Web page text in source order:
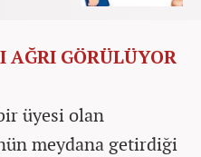
GÖRÜLÜYOR
üyesi olan
meydana getirdiği